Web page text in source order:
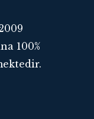
100%